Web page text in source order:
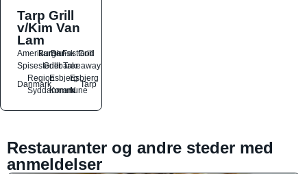
Tarp Grill
v/Kim Van
Lam
Amerikansk
BurgerDanskFastfood
Grill
SpisestederGrillbarerTakeaway
Danmark
Region
Syddanmark
Esbjerg
Kommune
Esbjerg
N
Tarp
Restauranter og andre steder med
anmeldelser